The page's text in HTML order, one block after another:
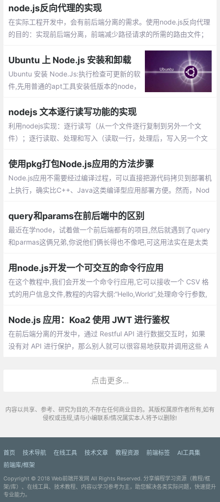
ync模块来异步转同步，只有前一个function
执行callback，下一个才会执行。
node.js反向代理的实现
在实际工程开发中，会有前后端分离的需求。使用node.js反向代理
的目的：实现前后端分离，前端减少路径请求的所需的路由文件；
实现node.js的反向代理
Ubuntu 上 Node.js 安装和卸载
Ubuntu 安装 Node.Js:执行检查可更新的软
件,先用普通的apt工具安装低版本的node，
必须的，用过的node的人都知道。安装更新
版本的工具N
nodejs 文本逐行读写功能的实现
利用nodejs实现：逐行读写（从一个文件逐行复制到另外一个文
件）；逐行读取、处理和写入（读取一行，处理后，写入另一个文
FileByLine.js，功能的调用：index.js
使用pkg打包Node.js应用的方法步骤
Node.js应用不需要经过编译过程，可以直接把源代码拷贝到部署机
上执行，确实比C++、Java这类编译型应用部署方便。然而，Nod
ode.js
query和params在前后端中的区别
最近在学node，试着做一个前后端都有的项目,然后就遇到了query
和parmas这俩兄弟,你说他们俩长得也不像吧,可这用法实在是太类
两个角度讲
用node.js开发一个可交互的命令行应用
在这个教程中,我们会开发一个命令行应用,它可以接收一个 CSV 格
式的用户信息文件,教程的内容大纲:“Hello,World”,处理命令行参数,
令,JavaScript 之外
Node.js 应用：Koa2 使用 JWT 进行鉴权
在前后端分离的开发中，通过 Restful API 进行数据交互时，如果
没有对 API 进行保护，那么别人就可以很容易地获取并调用这些 A
点击更多...
内容以共享、参考、研究为目的,不存在任何商业目的。其版权属原作者所有,如有
侵权或违规,请与小编联系!情况属实本人将予以删除!
首页 技术导航 在线工具 技术文章 教程资源 前端标签
AI工具集
前端库/框架